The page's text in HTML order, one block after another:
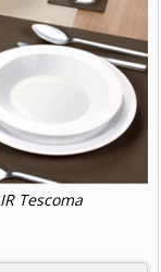
Tescoma